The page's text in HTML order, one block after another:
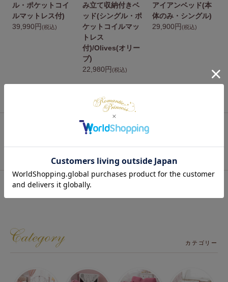
ル・ポケットコイ
ルマットレス付)
39,990円 (税込)
み立て収納付きベ
ッド(シングル・ポ
ケットコイルマッ
トレス
付)/Olives(オリー
ブ)
22,980円 (税込)
アイアンベッド(本
体のみ・シングル)
29,900円(税込)
表示するアイテムがありません。
最近チェックした商品
表示するアイテムがありません。
カテゴリー